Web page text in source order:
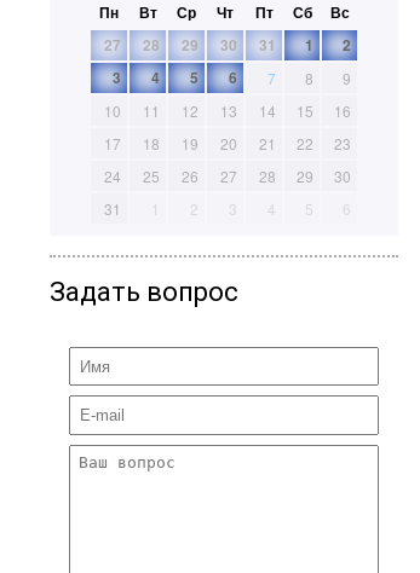
Пн Вт Ср Чт Пт Сб
Вс
27
28 29 30 31 1
2
3
4 5 6 7 8
9
10
11 12 13 14 15
16
17
18 19 20 21 22
23
24
25 26 27 28 29
30
31
1 2 3 4 5 6
Задать вопрос